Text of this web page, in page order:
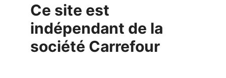
Ce site est
indépendant de la
société Carrefour